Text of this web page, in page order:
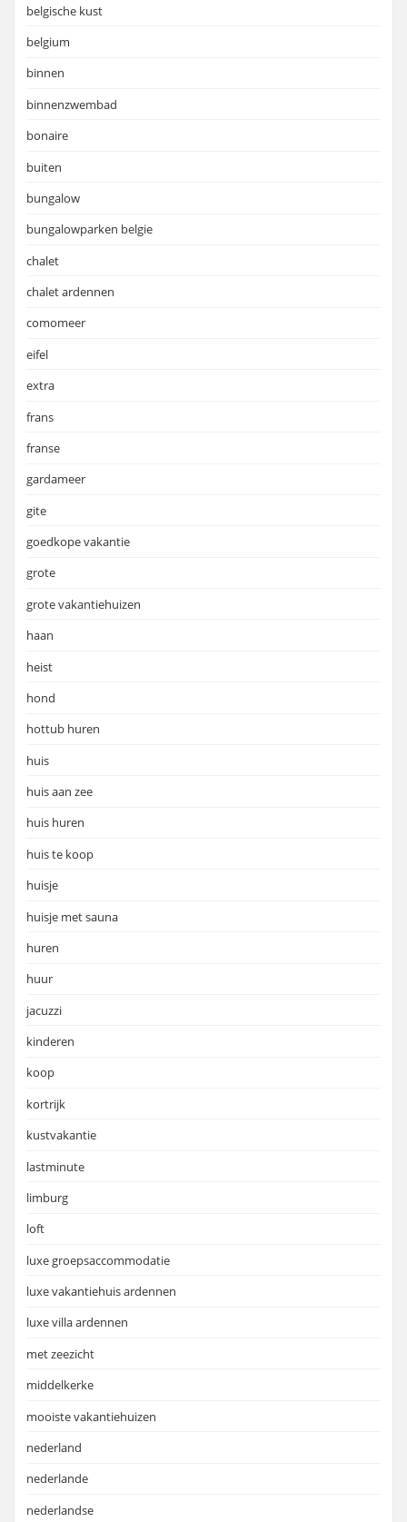
belgische kust
belgium
binnen
binnenzwembad
bonaire
buiten
bungalow
bungalowparken belgie
chalet
chalet ardennen
comomeer
eifel
extra
frans
franse
gardameer
gite
goedkope vakantie
grote
grote vakantiehuizen
haan
heist
hond
hottub huren
huis
huis aan zee
huis huren
huis te koop
huisje
huisje met sauna
huren
huur
jacuzzi
kinderen
koop
kortrijk
kustvakantie
lastminute
limburg
loft
luxe groepsaccommodatie
luxe vakantiehuis ardennen
luxe villa ardennen
met zeezicht
middelkerke
mooiste vakantiehuizen
nederland
nederlande
nederlandse